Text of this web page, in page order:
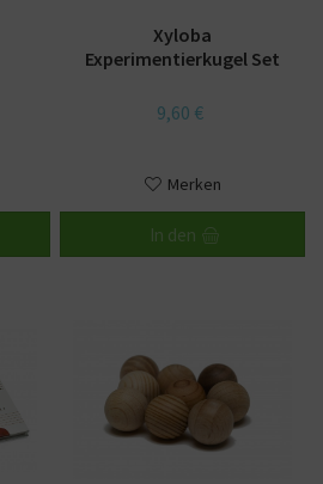
Xyloba
Experimentierkugel Set
9,60 €
Merken
In den